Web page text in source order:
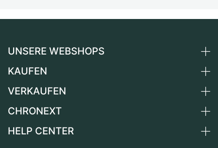
UNSERE WEBSHOPS
Deutschland
Schweiz
Frankreich
KAUFEN
Alle Luxusuhren
Independent Brands
VERKAUFEN
Uhr verkaufen
CHRONEXT
Über uns
HELP CENTER